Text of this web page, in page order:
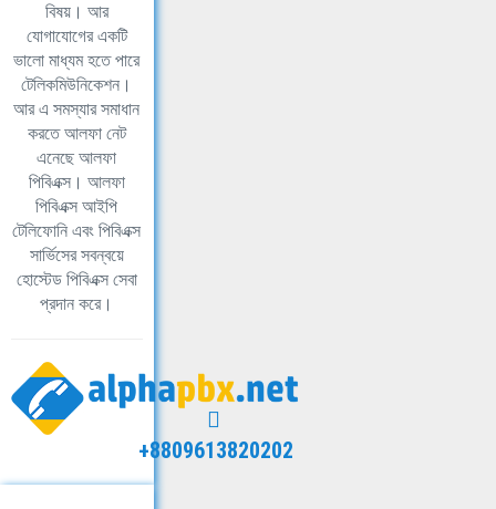
বিষয়। আর
যোগাযোগের একটি
ভালো মাধ্যম হতে পারে
টেলিকমিউনিকেশন।
আর এ সমস্যার সমাধান
করতে আলফা নেট
এনেছে আলফা
পিবিএক্স। আলফা
পিবিএক্স আইপি
টেলিফোনি এবং পিবিএক্স
সার্ভিসের সবন্বয়ে
হোস্টেড পিবিএক্স সেবা
প্রদান করে।
+8809613820202